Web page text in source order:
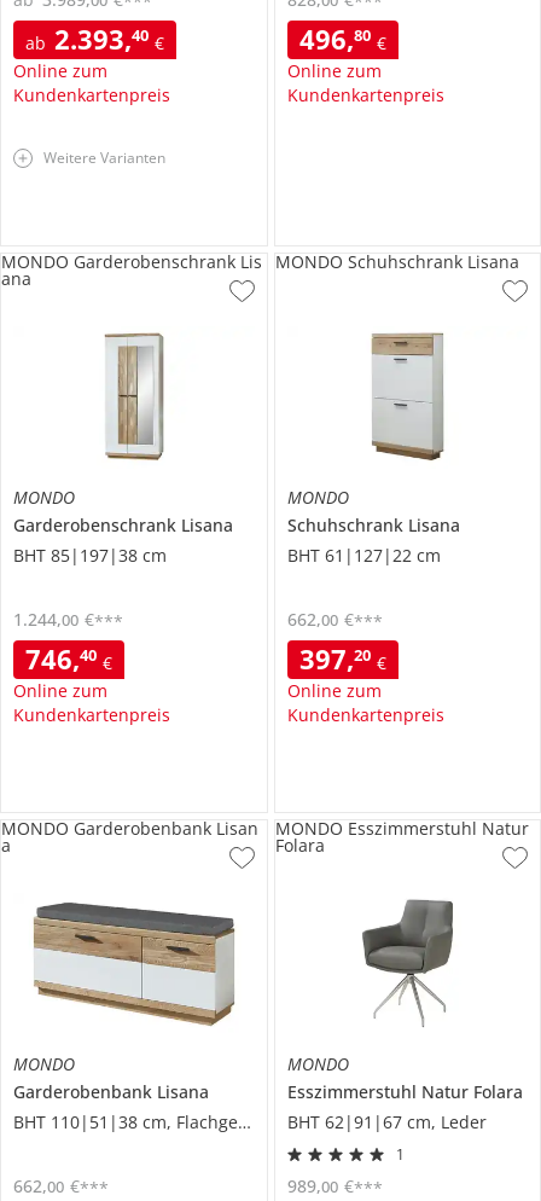
ab 2.393,40 €
Online zum
Kundenkartenpreis
Weitere Varianten
496,80 €
Online zum
Kundenkartenpreis
MONDO
Garderobenschrank Lisana
BHT 85|197|38 cm
746,40 €
Online zum
Kundenkartenpreis
1.244,00 €***
MONDO Garderobenschrank Lis
ana
MONDO
Schuhschrank Lisana
BHT 61|127|22 cm
397,20 €
Online zum
Kundenkartenpreis
662,00 €***
MONDO Schuhschrank Lisana
MONDO
Garderobenbank Lisana
BHT 110|51|38 cm, Flachgewebe
662,00 €***
MONDO Garderobenbank Lisan
a
MONDO
Esszimmerstuhl Natur Folara
BHT 62|91|67 cm, Leder
1
989,00 €***
MONDO Esszimmerstuhl Natur
Folara